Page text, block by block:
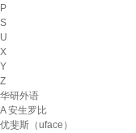
P
S
U
X
Y
Z
华研外语
A 安生罗比
优斐斯（uface）